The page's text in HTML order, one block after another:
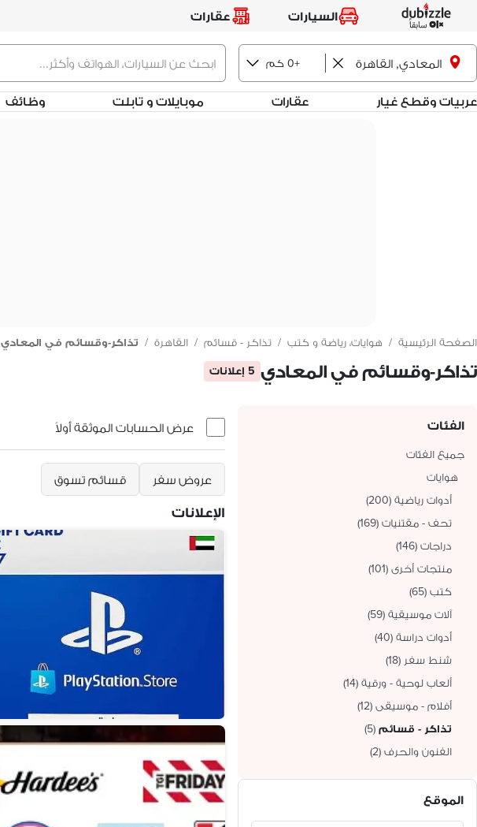
السيارات عقارات
المعادي, القاهرة +0 كم
عربيات وقطع غيار عقارات موبايلات و تابلت وظائف
الصفحة الرئيسية / هوايات، رياضة و كتب / تذاكر - قسائم / القاهرة / تذاكر-وقسائم في المعادي
تذاكر-وقسائم في المعادي 5 إعلانات
الفئات
جميع الفئات
هوايات
أدوات رياضية (
200
)
تحف - مقتنيات (
169
)
دراجات (
146
)
منتجات أخرى (
101
)
كتب (
65
)
آلات موسيقية (
59
)
أدوات دراسة (
40
)
شنط سفر (
18
)
ألعاب لوحية - ورقية (
14
)
أفلام - موسيقى (
12
)
تذاكر - قسائم (
5
)
الفنون والحرف (
2
)
الموقع
عرض الحسابات الموثقة أولاً
عروض سفر قسائم تسوق
الإعلانات